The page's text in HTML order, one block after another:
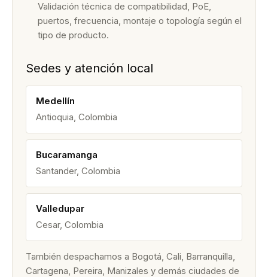
Validación técnica de compatibilidad, PoE,
puertos, frecuencia, montaje o topología según el
tipo de producto.
Sedes y atención local
Medellín
Antioquia, Colombia
Bucaramanga
Santander, Colombia
Valledupar
Cesar, Colombia
También despachamos a Bogotá, Cali, Barranquilla,
Cartagena, Pereira, Manizales y demás ciudades de